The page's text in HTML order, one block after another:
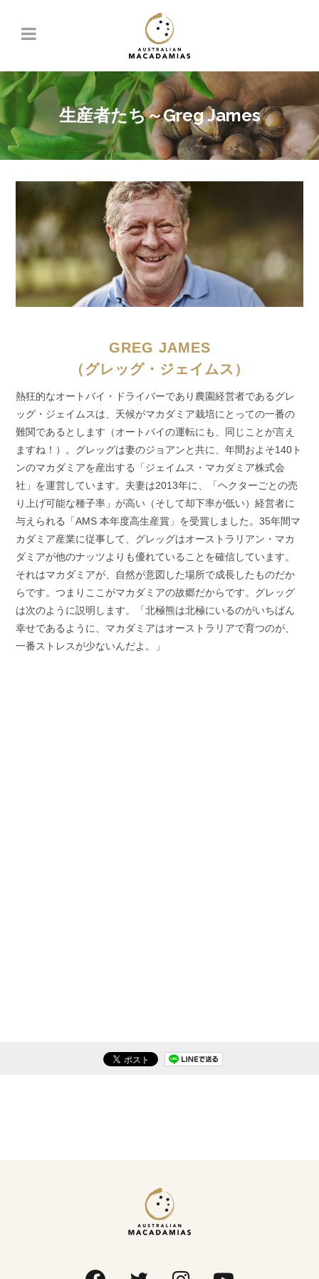
生産者たち～Greg James
GREG JAMES
（グレッグ・ジェイムス）
熱狂的なオートバイ・ドライバーであり農園経営者であるグレ
ッグ・ジェイムスは、天候がマカダミア栽培にとっての一番の
難関であるとします（オートバイの運転にも、同じことが言え
ますね！）。グレッグは妻のジョアンと共に、年間およそ140ト
ンのマカダミアを産出する「ジェイムス・マカダミア株式会
社」を運営しています。夫妻は2013年に、「ヘクターごとの売
り上げ可能な種子率」が高い（そして却下率が低い）経営者に
与えられる「AMS 本年度高生産賞」を受賞しました。35年間マ
カダミア産業に従事して、グレッグはオーストラリアン・マカ
ダミアが他のナッツよりも優れていることを確信しています。
それはマカダミアが、自然が意図した場所で成長したものだか
らです。つまりここがマカダミアの故郷だからです。グレッグ
は次のように説明します。「北極熊は北極にいるのがいちばん
幸せであるように、マカダミアはオーストラリアで育つのが、
一番ストレスが少ないんだよ。」